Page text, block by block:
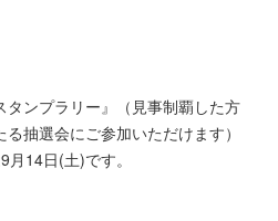
ンプラリー』（見事制覇した方
抽選会にご参加いただけます）
14日(土)です。